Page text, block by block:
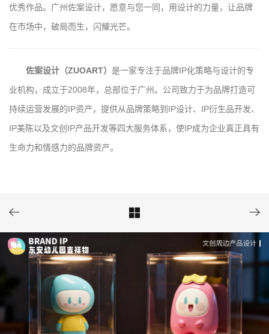
优秀作品。广州佐案设计，愿意与您一同，用设计的力量，让品牌
在市场中，破局而生，闪耀光芒。
佐案设计（ZUOART） 是一家专注于品牌IP化策略与设计的专
业机构，成立于2008年，总部位于广州。公司致力于为品牌打造可
持续运营发展的IP资产，提供从品牌策略到IP设计、IP衍生品开发、
IP美陈以及文创IP产品开发等四大服务体系，使IP成为企业真正具有
生命力和情感力的品牌资产。
  